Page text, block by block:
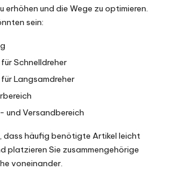
erhöhen und die Wege zu optimieren.
sein:
Schnelldreher
Langsamdreher
und Versandbereich
dass häufig benötigte Artikel leicht
platzieren Sie zusammengehörige
voneinander.